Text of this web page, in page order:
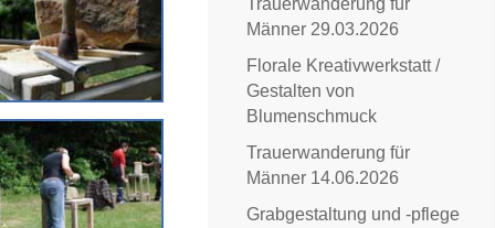
Trauerwanderung für
Männer 29.03.2026
Florale Kreativwerkstatt /
Gestalten von
Blumenschmuck
Trauerwanderung für
Männer 14.06.2026
Grabgestaltung und -pflege